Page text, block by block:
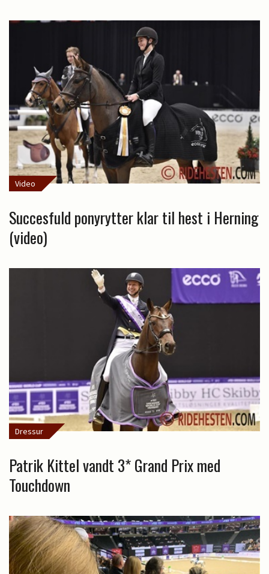
Video
Succesfuld ponyrytter klar til hest i Herning
(video)
Dressur
Patrik Kittel vandt 3* Grand Prix med
Touchdown